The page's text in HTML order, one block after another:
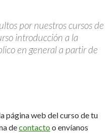
por nuestros cursos de
introducción a la
en general a partir de
página web del curso de tu
decontactoo envíanos